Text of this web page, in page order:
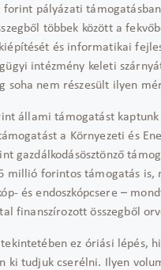
pályázati támogatásban
többek között a
és informatikai
intézmény keleti
soha nem részesült ilyen
állami támogatást kaptunk
a Környezeti és
gazdálkodásösztönző
millió forintos támogatás is,
és endoszkópcsere –
finanszírozott összegből
ez óriási lépés,
ki tudjuk cserélni. Ilyen